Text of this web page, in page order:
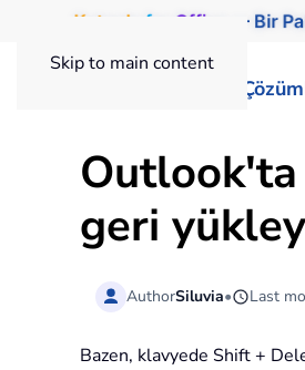
Skip to main content
Kutools for Office — Bir
Outlook'ta
geri
AuthorSiluvia• Last
Bazen, klavyede Shift +